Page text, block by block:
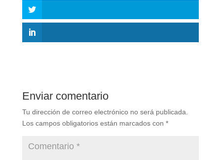
Enviar comentario
Tu dirección de correo electrónico no será publicada.
Los campos obligatorios están marcados con *